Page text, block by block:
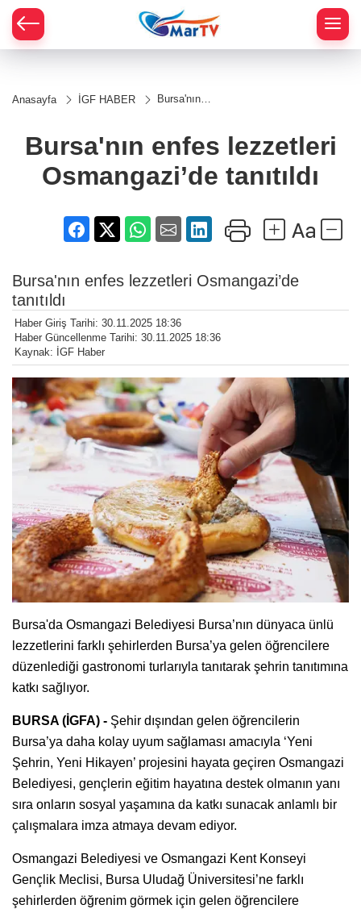
Anasayfa İGF HABER
Bursa'nın
Osmangazi’de
tanıtıldı
Bursa'nın enfes lezzetleri
Osmangazi’de tanıtıldı
Bursa'nın enfes lezzetleri Osmangazi’de
tanıtıldı
Haber Giriş Tarihi: 30.11.2025 18:36
Haber Güncellenme Tarihi: 30.11.2025 18:36
Kaynak: İGF Haber
Bursa'da Osmangazi Belediyesi Bursa’nın dünyaca ünlü
lezzetlerini farklı şehirlerden Bursa’ya gelen öğrencilere
düzenlediği gastronomi turlarıyla tanıtarak şehrin tanıtımına
katkı sağlıyor.
BURSA (İGFA) - Şehir dışından gelen öğrencilerin
Bursa’ya daha kolay uyum sağlaması amacıyla ‘Yeni
Şehrin, Yeni Hikayen’ projesini hayata geçiren Osmangazi
Belediyesi, gençlerin eğitim hayatına destek olmanın yanı
sıra onların sosyal yaşamına da katkı sunacak anlamlı bir
çalışmalara imza atmaya devam ediyor.
Osmangazi Belediyesi ve Osmangazi Kent Konseyi
Gençlik Meclisi, Bursa Uludağ Üniversitesi’ne farklı
şehirlerden öğrenim görmek için gelen öğrencilere